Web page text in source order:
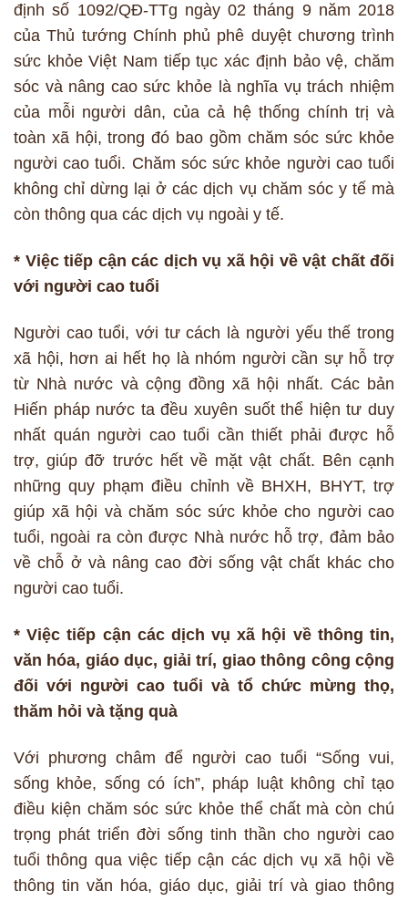
định số 1092/QĐ-TTg ngày 02 tháng 9 năm 2018
của Thủ tướng Chính phủ phê duyệt chương trình
sức khỏe Việt Nam tiếp tục xác định bảo vệ, chăm
sóc và nâng cao sức khỏe là nghĩa vụ trách nhiệm
của mỗi người dân, của cả hệ thống chính trị và
toàn xã hội, trong đó bao gồm chăm sóc sức khỏe
người cao tuổi. Chăm sóc sức khỏe người cao tuổi
không chỉ dừng lại ở các dịch vụ chăm sóc y tế mà
còn thông qua các dịch vụ ngoài y tế.
* Việc tiếp cận các dịch vụ xã hội về vật chất đối
với người cao tuổi
Người cao tuổi, với tư cách là người yếu thế trong
xã hội, hơn ai hết họ là nhóm người cần sự hỗ trợ
từ Nhà nước và cộng đồng xã hội nhất. Các bản
Hiến pháp nước ta đều xuyên suốt thể hiện tư duy
nhất quán người cao tuổi cần thiết phải được hỗ
trợ, giúp đỡ trước hết về mặt vật chất. Bên cạnh
những quy phạm điều chỉnh về BHXH, BHYT, trợ
giúp xã hội và chăm sóc sức khỏe cho người cao
tuổi, ngoài ra còn được Nhà nước hỗ trợ, đảm bảo
về chỗ ở và nâng cao đời sống vật chất khác cho
người cao tuổi.
* Việc tiếp cận các dịch vụ xã hội về thông tin,
văn hóa, giáo dục, giải trí, giao thông công cộng
đối với người cao tuổi và tổ chức mừng thọ,
thăm hỏi và tặng quà
Với phương châm để người cao tuổi “Sống vui,
sống khỏe, sống có ích”, pháp luật không chỉ tạo
điều kiện chăm sóc sức khỏe thể chất mà còn chú
trọng phát triển đời sống tinh thần cho người cao
tuổi thông qua việc tiếp cận các dịch vụ xã hội về
thông tin văn hóa, giáo dục, giải trí và giao thông